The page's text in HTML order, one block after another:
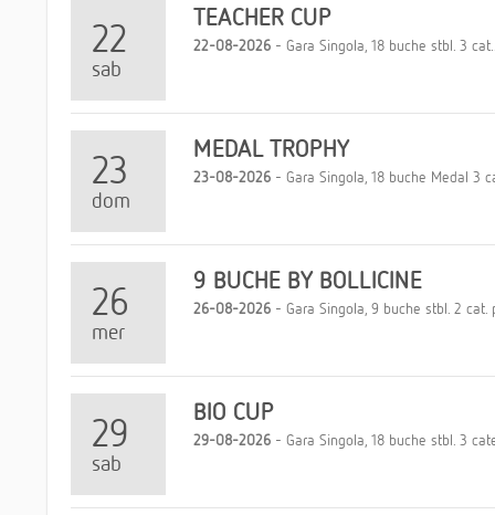
22
sab
TEACHER CUP
22-08-2026- Gara Singola, 18 buche stbl. 3
23
dom
MEDAL TROPHY
23-08-2026- Gara Singola, 18 buche Medal 3
26
mer
9 BUCHE BY BOLLICINE
26-08-2026- Gara Singola, 9 buche stbl. 2 cat.
29
sab
BIO CUP
29-08-2026- Gara Singola, 18 buche stbl. 3